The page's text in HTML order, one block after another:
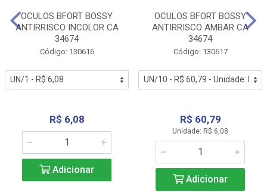
OCULOS BFORT BOSSY
ANTIRRISCO INCOLOR CA
34674
Código: 130616
R$ 6,08
Adicionar
OCULOS BFORT BOSSY
ANTIRRISCO AMBAR CA
34674
Código: 130617
R$ 60,79
Unidade: R$ 6,08
Adicionar